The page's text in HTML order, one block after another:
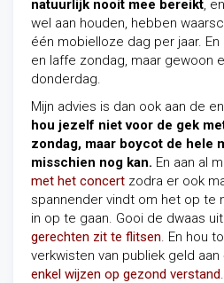
natuurlijk nooit mee bereikt,
wel aan houden, hebben
één mobielloze dag per jaar.
en laffe zondag, maar gewoon
donderdag.
Mijn advies is dan ook aan de
hou jezelf niet voor de gek
zondag, maar boycot de hele
misschien nog kan. En aan al
met het concert zodra er ook
spannender vindt om het op te
in op te gaan. Gooi de dwaas
gerechten zit te flitsen. En hou
verkwisten van publiek geld aan
enkel wijzen op gezond verstand.